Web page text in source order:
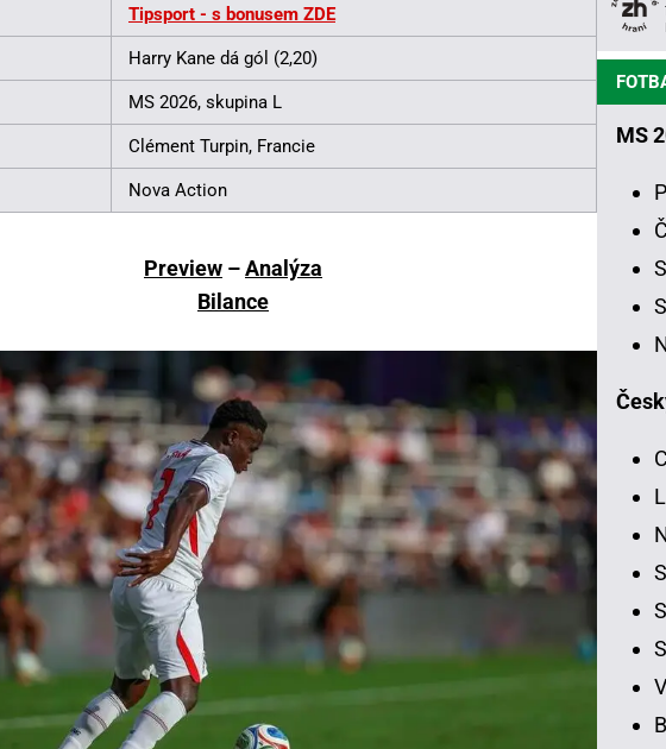
Tipsport - s bonusem ZDE
Harry Kane dá gól (2,20)
MS 2026, skupina L
Clément Turpin, Francie
Nova Action
Preview –Analýza
Bilance
MS